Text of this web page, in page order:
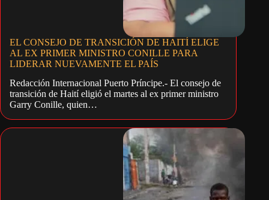
EL CONSEJO DE TRANSICIÓN DE HAITÍ ELIGE
AL EX PRIMER MINISTRO CONILLE PARA
LIDERAR NUEVAMENTE EL PAÍS
Redacción Internacional Puerto Príncipe.- El consejo de
transición de Haití eligió el martes al ex primer ministro
Garry Conille, quien…